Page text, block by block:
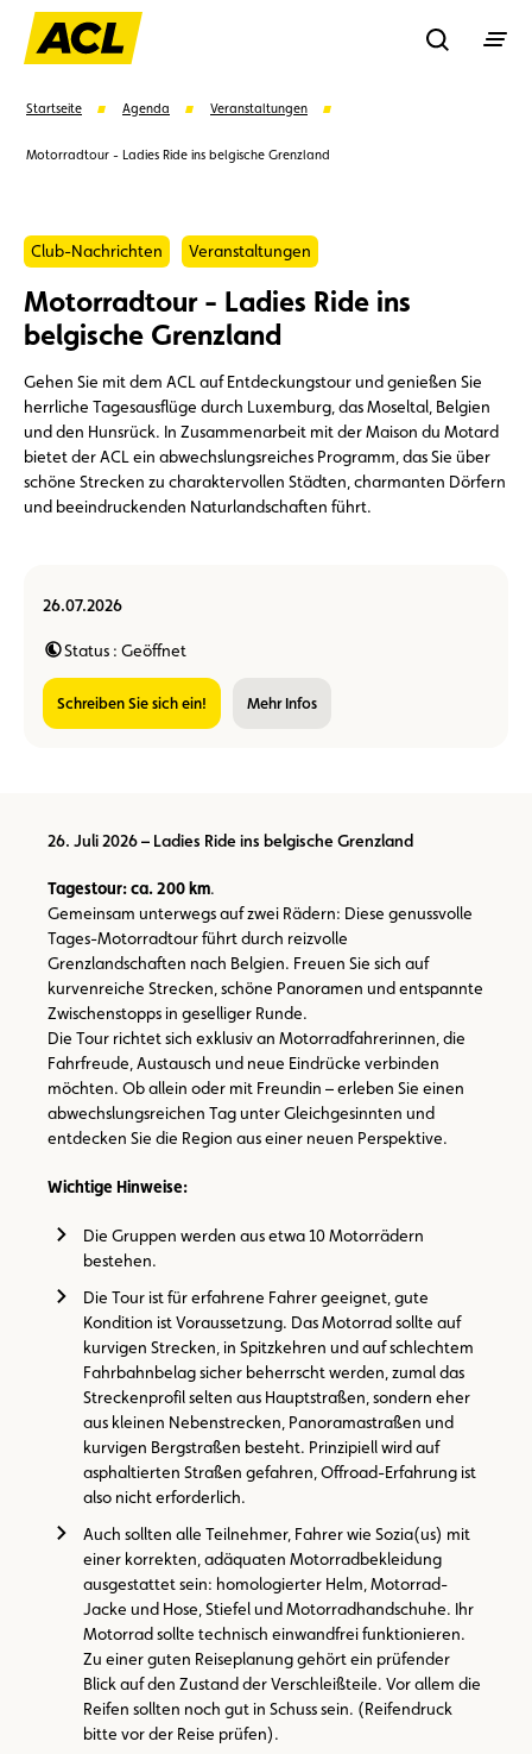
Rechercher
Vorschläge
Mitglied Mitgliedervorteile
Umweltplakette Kaufvertrag
Startseite Agenda Veranstaltungen
Motorradtour - Ladies Ride ins belgische Grenzland
Club-Nachrichten Veranstaltungen
Motorradtour - Ladies Ride ins
belgische Grenzland
Gehen Sie mit dem ACL auf Entdeckungstour und genießen Sie
herrliche Tagesausflüge durch Luxemburg, das Moseltal, Belgien
und den Hunsrück. In Zusammenarbeit mit der Maison du Motard
bietet der ACL ein abwechslungsreiches Programm, das Sie über
schöne Strecken zu charaktervollen Städten, charmanten Dörfern
und beeindruckenden Naturlandschaften führt.
26.07.2026
Status : Geöffnet
Schreiben Sie sich ein! Mehr Infos
26. Juli 2026 – Ladies Ride ins belgische Grenzland
Tagestour: ca. 200 km.
Gemeinsam unterwegs auf zwei Rädern: Diese genussvolle
Tages-Motorradtour führt durch reizvolle
Grenzlandschaften nach Belgien. Freuen Sie sich auf
kurvenreiche Strecken, schöne Panoramen und entspannte
Zwischenstopps in geselliger Runde.
Die Tour richtet sich exklusiv an Motorradfahrerinnen, die
Fahrfreude, Austausch und neue Eindrücke verbinden
möchten. Ob allein oder mit Freundin – erleben Sie einen
abwechslungsreichen Tag unter Gleichgesinnten und
entdecken Sie die Region aus einer neuen Perspektive.
Wichtige Hinweise:
Die Gruppen werden aus etwa 10 Motorrädern
bestehen.
Die Tour ist für erfahrene Fahrer geeignet, gute
Kondition ist Voraussetzung. Das Motorrad sollte auf
kurvigen Strecken, in Spitzkehren und auf schlechtem
Fahrbahnbelag sicher beherrscht werden, zumal das
Streckenprofil selten aus Hauptstraßen, sondern eher
aus kleinen Nebenstrecken, Panoramastraßen und
kurvigen Bergstraßen besteht. Prinzipiell wird auf
asphaltierten Straßen gefahren, Offroad-Erfahrung ist
also nicht erforderlich.
Auch sollten alle Teilnehmer, Fahrer wie Sozia(us) mit
einer korrekten, adäquaten Motorradbekleidung
ausgestattet sein: homologierter Helm, Motorrad-
Jacke und Hose, Stiefel und Motorradhandschuhe. Ihr
Motorrad sollte technisch einwandfrei funktionieren.
Zu einer guten Reiseplanung gehört ein prüfender
Blick auf den Zustand der Verschleißteile. Vor allem die
Reifen sollten noch gut in Schuss sein. (Reifendruck
bitte vor der Reise prüfen).